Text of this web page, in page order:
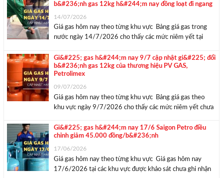
trong ...
b&#236;nh gas 12kg h&#244;m nay đồng loạt đi ngang
14/07/2026
Giá gas hôm nay theo từng khu vực Bảng giá gas trong
nước ngày 14/7/2026 cho thấy các mức niêm yết tại
bình 12kg hiện thấp nhất tại Đà Nẵng với 483.000
đồng/bình, ...
Gi&#225; gas h&#244;m nay 9/7 cập nhật gi&#225; đổi
b&#236;nh gas 12kg của thương hiệu PV GAS,
Petrolimex
09/07/2026
Giá gas hôm nay theo từng khu vực Bảng giá gas theo
khu vực ngày 9/7/2026 cho thấy các mức niêm yết chưa
khoảng 483.000 – 522.000 đồng/bình; còn bình 48kg
dao động ...
Gi&#225; gas h&#244;m nay 17/6 Saigon Petro điều
chỉnh giảm 45.000 đồng/b&#236;nh
17/06/2026
Giá gas hôm nay theo từng khu vực Giá gas hôm nay
17/6/2026 tại các khu vực được khảo sát chưa ghi nhận